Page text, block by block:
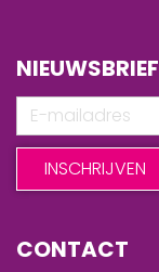
NIEUWSBRIEF
CONTACT